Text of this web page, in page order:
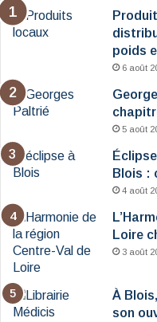
poids
6 août
5 août
Blois :
4 août
Loire
3 août
À
son